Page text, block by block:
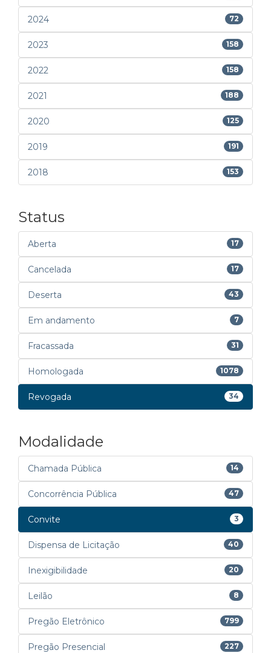
2024 72
2023 158
2022 158
2021 188
2020 125
2019 191
2018 153
Status
Aberta 17
Cancelada 17
Deserta 43
Em andamento 7
Fracassada 31
Homologada 1078
Revogada 34
Modalidade
Chamada Pública 14
Concorrência Pública 47
Convite 3
Dispensa de Licitação 40
Inexigibilidade 20
Leilão 8
Pregão Eletrônico 799
Pregão Presencial 227